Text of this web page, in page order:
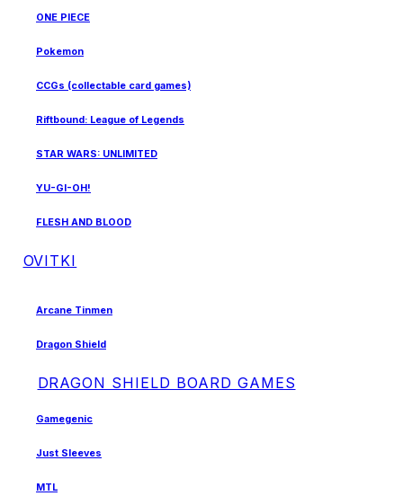
ONE PIECE
Pokemon
CCGs (collectable card games)
Riftbound: League of Legends
STAR WARS: UNLIMITED
YU-GI-OH!
FLESH AND BLOOD
OVITKI
Arcane Tinmen
Dragon Shield
DRAGON SHIELD BOARD GAMES
Gamegenic
Just Sleeves
MTL